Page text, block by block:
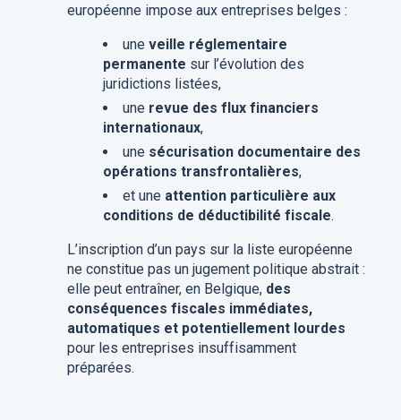
européenne impose aux entreprises belges :
une veille réglementaire
permanente sur l’évolution des
juridictions listées,
une revue des flux financiers
internationaux,
une sécurisation documentaire des
opérations transfrontalières,
et une attention particulière aux
conditions de déductibilité fiscale.
L’inscription d’un pays sur la liste européenne
ne constitue pas un jugement politique abstrait :
elle peut entraîner, en Belgique, des
conséquences fiscales immédiates,
automatiques et potentiellement lourdes
pour les entreprises insuffisamment
préparées.